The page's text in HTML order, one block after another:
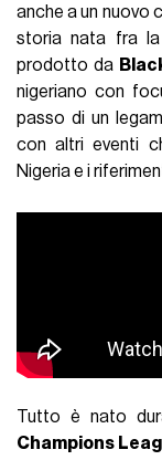
anche a un nuovo
storia nata fra la
prodotto da
nigeriano con
passo di un
con altri eventi
Nigeria e i
Tutto è nato
Champions